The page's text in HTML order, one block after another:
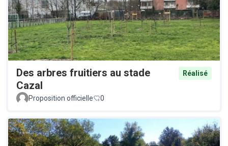
Des arbres fruitiers au stade
Cazal
Réalisé
Proposition officielle 0